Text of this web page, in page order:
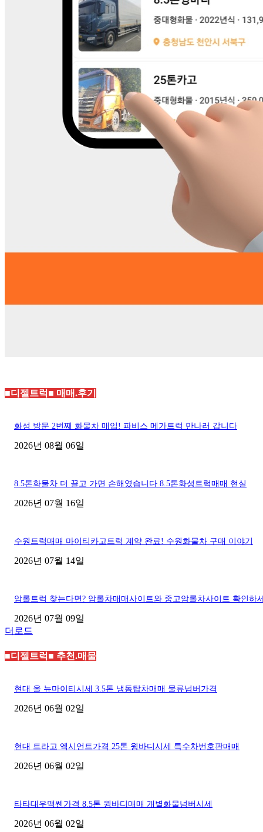
■디젤트럭■ 매매.후기
화성 방문 2번째 화물차 매입! 파비스 메가트럭 만나러 갑니다
2026년 08월 06일
8.5톤화물차 더 끌고 가면 손해였습니다 8.5톤화성트럭매매 현실
2026년 07월 16일
수원트럭매매 마이티카고트럭 계약 완료! 수원화물차 구매 이야기
2026년 07월 14일
암롤트럭 찾는다면? 암롤차매매사이트와 중고암롤차사이트 확인하
2026년 07월 09일
더로드
■디젤트럭■ 추천.매물
현대 올 뉴마이티시세 3.5톤 냉동탑차매매 물류넘버가격
2026년 06월 02일
현대 트라고 엑시언트가격 25톤 윙바디시세 특수차번호판매매
2026년 06월 02일
타타대우맥쎈가격 8.5톤 윙바디매매 개별화물넘버시세
2026년 06월 02일